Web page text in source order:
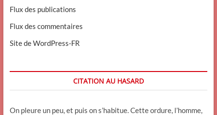
Flux des publications
Flux des commentaires
Site de WordPress-FR
CITATION AU HASARD
On pleure un peu, et puis on s’habitue. Cette ordure, l’homme,